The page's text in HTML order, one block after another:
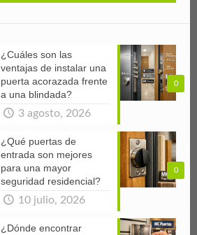
0
¿Cuáles son las
ventajas de instalar una
puerta acorazada frente
a una blindada?
3 agosto, 2026
0
¿Qué puertas de
entrada son mejores
para una mayor
seguridad residencial?
10 julio, 2026
¿Dónde encontrar